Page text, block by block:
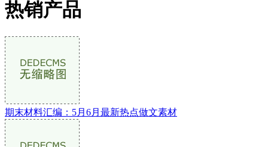
热销产品
期末材料汇编：5月6月最新热点做文素材